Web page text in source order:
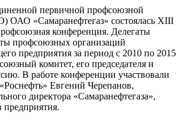
первичной профсоюзной
ОАО «Самаранефтегаз» состоялась XIII
конференция. Делегаты
профсоюзных организаций
предприятия за период с 2010 по 2015
комитет, его председателя и
В работе конференции участвовали
Евгений Черепанов,
директора «Самаранефтегаза»,